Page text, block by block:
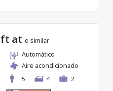
at o similar
Automático
Aire acondicionado
5
4 2